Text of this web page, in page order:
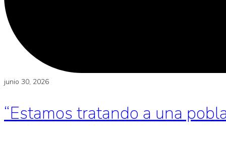
junio 30, 2026
“Estamos tratando a una